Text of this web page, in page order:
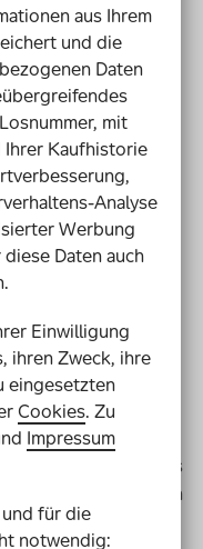
Veranstaltungen
ihren Arbeitsalltag
Inklusiv ist derzeit
gab es weder ein
noch
mit
muss. Das
das Thema
wichtiger
Anfragen“,
der
freuen wir uns
realisierbar ist, dann
müsse vielmehr
aus Ihrem
und die
Daten
mit
Ihrer Kaufhistorie
Analyse
Werbung
Daten auch
Einwilligung
ihren Zweck, ihre
eingesetzten
Cookies. Zu
Impressum
für die
notwendig: